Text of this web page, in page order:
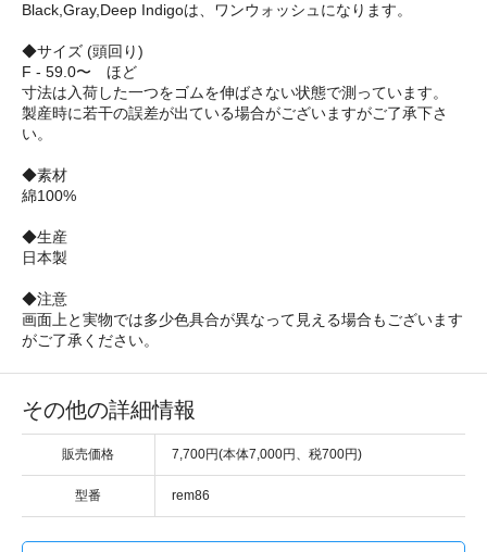
Black,Gray,Deep Indigoは、ワンウォッシュになります。
◆サイズ (頭回り)
F - 59.0〜 ほど
寸法は入荷した一つをゴムを伸ばさない状態で測っています。
製産時に若干の誤差が出ている場合がございますがご了承下さ
い。
◆素材
綿100%
◆生産
日本製
◆注意
画面上と実物では多少色具合が異なって見える場合もございます
がご了承ください。
その他の詳細情報
販売価格 7,700円(本体7,000円、税700円)
型番 rem86